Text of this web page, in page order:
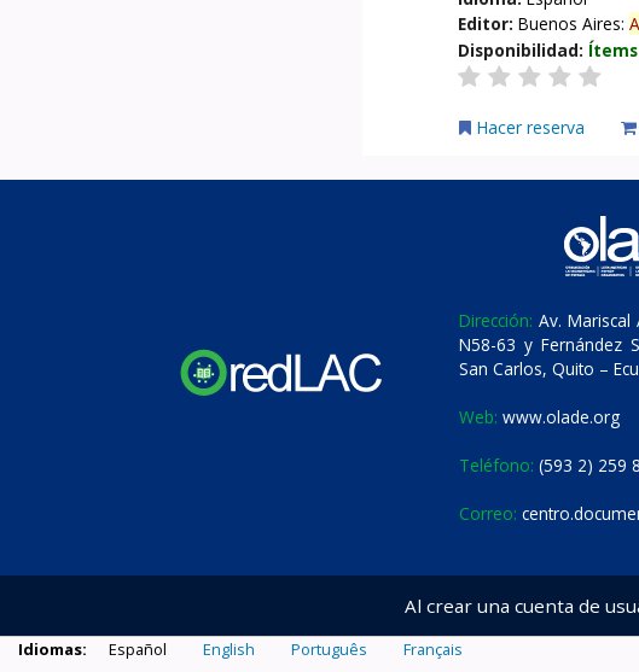
Editor:Buenos Aires:
Disponibilidad:
Hacer reserva
Dirección: Av. Mariscal
N58-63 y Fernández
San Carlos, Quito –
Web: www.olade.org
Teléfono: (593 2) 259
Correo:
Al crear una cuenta de
Idiomas: Español English Português Français